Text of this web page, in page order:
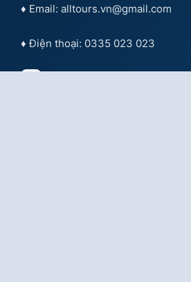
♦ Email: alltours.vn@gmail.com
♦ Điện thoại: 0335 023 023